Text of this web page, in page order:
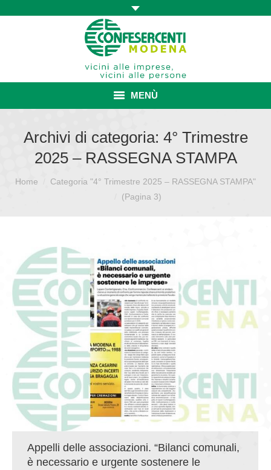
MENÙ
ASSOCIAZIONE
ISCRIZIONE E VANTAGGI
SERVIZI
GIOVEDÌ GASTRONOMICI
COMUNICATI E NEWS
CONTATTI
Archivi di categoria: 4° Trimestre
2025 – RASSEGNA STAMPA
Sei qui:
Home
Categoria "4° Trimestre 2025 – RASSEGNA STAMPA"
(Pagina 3)
Appelli delle associazioni. “Bilanci comunali,
è necessario e urgente sostenere le